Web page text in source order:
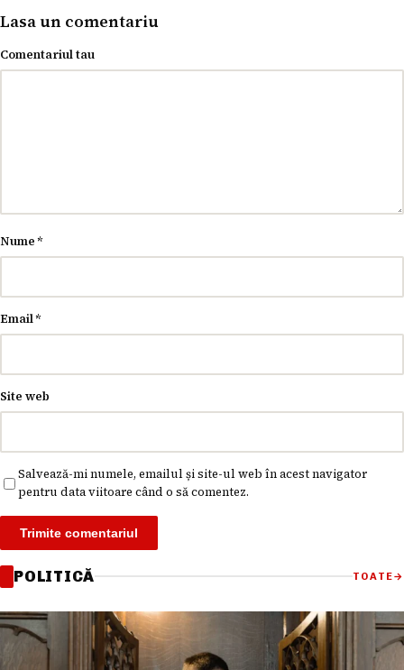
Lasa un comentariu
Comentariul tau
Nume*
Email*
Site web
Salvează-mi numele, emailul și site-ul web în acest navigator
pentru data viitoare când o să comentez.
POLITICĂ TOATE→